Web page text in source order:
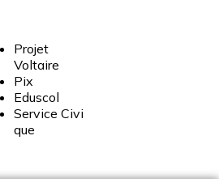
Projet
Voltaire
Pix
Eduscol
Service Civi
que